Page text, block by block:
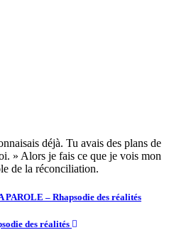
déjà. Tu avais des plans de
» Alors je fais ce que je vois mon
de la réconciliation.
– Rhapsodie des réalités
des réalités